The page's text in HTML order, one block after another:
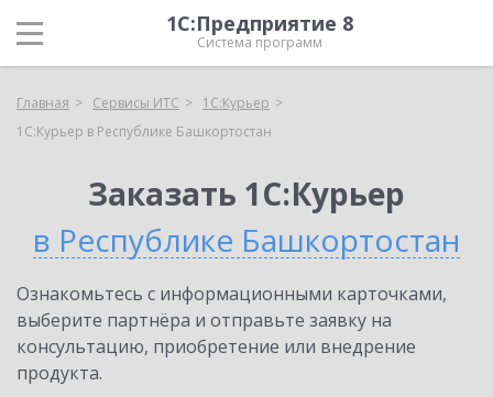
1С:Предприятие 8
Система программ
Главная Сервисы ИТС
1С:Курьер
1С:Курьер в Республике Башкортостан
Заказать 1С:Курьер
в Республике Башкортостан
Ознакомьтесь с информационными карточками,
выберите партнёра и отправьте заявку на
консультацию, приобретение или внедрение
продукта.